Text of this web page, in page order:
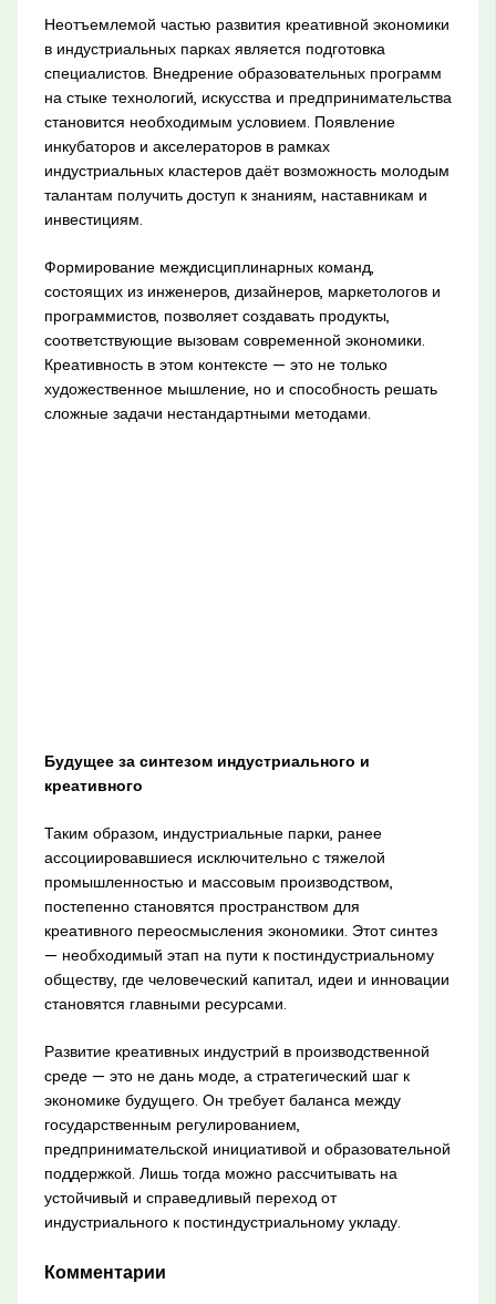
Неотъемлемой частью развития креативной экономики
в индустриальных парках является подготовка
специалистов. Внедрение образовательных программ
на стыке технологий, искусства и предпринимательства
становится необходимым условием. Появление
инкубаторов и акселераторов в рамках
индустриальных кластеров даёт возможность молодым
талантам получить доступ к знаниям, наставникам и
инвестициям.
Формирование междисциплинарных команд,
состоящих из инженеров, дизайнеров, маркетологов и
программистов, позволяет создавать продукты,
соответствующие вызовам современной экономики.
Креативность в этом контексте — это не только
художественное мышление, но и способность решать
сложные задачи нестандартными методами.
Будущее за синтезом индустриального и
креативного
Таким образом, индустриальные парки, ранее
ассоциировавшиеся исключительно с тяжелой
промышленностью и массовым производством,
постепенно становятся пространством для
креативного переосмысления экономики. Этот синтез
— необходимый этап на пути к постиндустриальному
обществу, где человеческий капитал, идеи и инновации
становятся главными ресурсами.
Развитие креативных индустрий в производственной
среде — это не дань моде, а стратегический шаг к
экономике будущего. Он требует баланса между
государственным регулированием,
предпринимательской инициативой и образовательной
поддержкой. Лишь тогда можно рассчитывать на
устойчивый и справедливый переход от
индустриального к постиндустриальному укладу.
Комментарии